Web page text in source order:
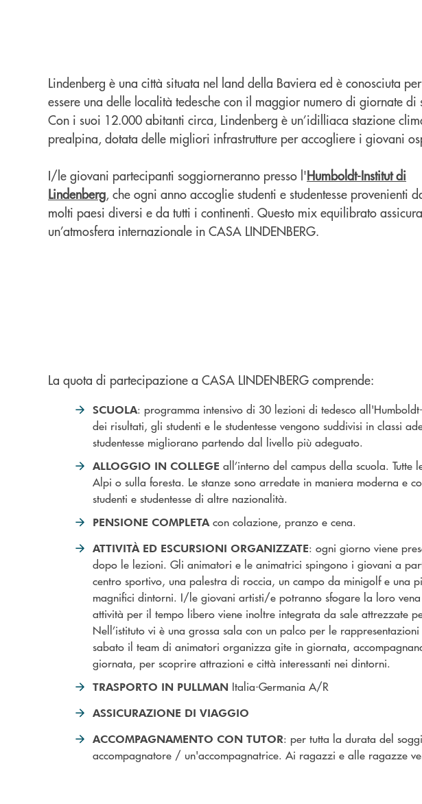
Lindenberg è una città situata nel land della Baviera ed è conosciuta per
essere una delle località tedesche con il maggior numero di giornate di
Con i suoi 12.000 abitanti circa, Lindenberg è un’idilliaca stazione
prealpina, dotata delle migliori infrastrutture per accogliere i giovani
I/le giovani partecipanti soggiorneranno presso l'Humboldt-Institut di
Lindenberg, che ogni anno accoglie studenti e studentesse provenienti
molti paesi diversi e da tutti i continenti. Questo mix equilibrato assicura
un’atmosfera internazionale in CASA LINDENBERG.
La quota di partecipazione a CASA LINDENBERG comprende:
SCUOLA: programma intensivo di 30 lezioni di tedesco
dei risultati, gli studenti e le studentesse vengono suddivisi in classi
studentesse migliorano partendo dal livello più adeguato.
ALLOGGIO IN COLLEGE all’interno del campus della scuola.
Alpi o sulla foresta. Le stanze sono arredate in maniera moderna
studenti e studentesse di altre nazionalità.
PENSIONE COMPLETAcon colazione, pranzo e cena.
ATTIVITÀ ED ESCURSIONI ORGANIZZATE: ogni giorno viene
dopo le lezioni. Gli animatori e le animatrici spingono i giovani a
centro sportivo, una palestra di roccia, un campo da minigolf e una
magnifici dintorni. I/le giovani artisti/e potranno sfogare la loro
attività per il tempo libero viene inoltre integrata da sale attrezzate
Nell’istituto vi è una grossa sala con un palco per le
sabato il team di animatori organizza gite in giornata,
giornata, per scoprire attrazioni e città interessanti nei dintorni.
TRASPORTO IN PULLMAN Italia-Germania A/R
ASSICURAZIONE DI VIAGGIO
ACCOMPAGNAMENTO CON TUTOR: per tutta la durata del
accompagnatore / un'accompagnatrice. Ai ragazzi e alle ragazze